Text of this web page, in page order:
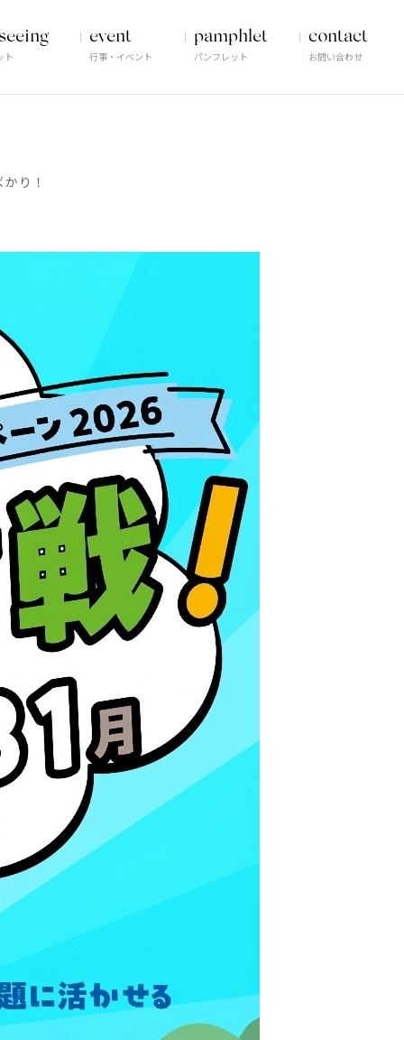
ト
event
行事・イベント
pamphlet
パンフレット
contact
お問い合わせ
り！